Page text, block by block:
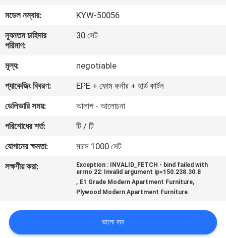
কারখানা
ভ্রমণ
মান
নিয়ন্ত্রণ
যোগাযোগ
করুন
উদ্ধৃতির
আবেদন
মডেল নম্বার:
KYW-50056
ন্যূনতম চাহিদার
পরিমাণ:
30 সেট
মূল্য:
negotiable
প্যাকেজিং বিবরণ:
EPE + ফোম কর্নার + হার্ড কার্টন
ডেলিভারি সময়:
আলাপ - আলোচনা
পরিশোধের শর্ত:
টি / টি
যোগানের ক্ষমতা:
মাসে 1000 সেট
লক্ষণীয় করা:
Exception : INVALID_FETCH - bind failed with
errno 22: Invalid argument ip=150.238.30.8
, E1 Grade Modern Apartment Furniture,
Plywood Modern Apartment Furniture
ভালো দাম